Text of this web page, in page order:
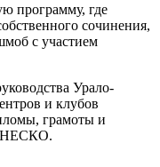
программу, где
сочинения,
с участием
Урало-
и клубов
грамоты и